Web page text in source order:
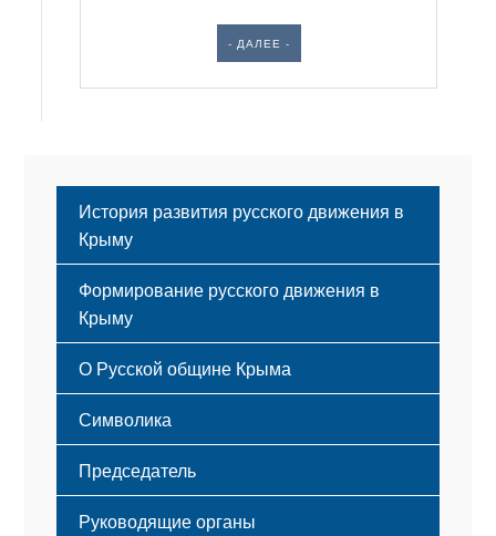
- ДАЛЕЕ -
История развития русского движения в
Крыму
Формирование русского движения в
Крыму
Русский Крым
О Русской общине Крыма
Этапы становления
Принципы деятельности
Структура
Мероприятия
Символика
Флаг
Герб
Гимн
Председатель
Руководящие органы